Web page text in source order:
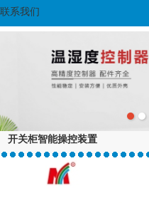
联系我们
开关柜智能操控装置